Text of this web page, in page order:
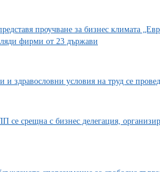
проучване за бизнес климата
фирми от 23 държави
и здравословни условия на труд се
се срещна с бизнес дeлeгaция,